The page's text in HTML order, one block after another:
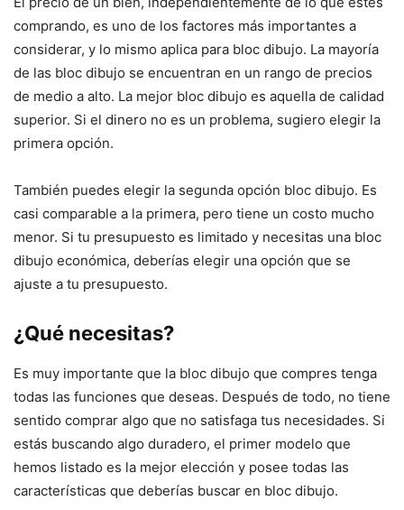
comprando, es uno de los factores más importantes a
considerar, y lo mismo aplica para bloc dibujo. La mayoría
de las bloc dibujo se encuentran en un rango de precios
de medio a alto. La mejor bloc dibujo es aquella de calidad
superior. Si el dinero no es un problema, sugiero elegir la
primera opción.
También puedes elegir la segunda opción bloc dibujo. Es
casi comparable a la primera, pero tiene un costo mucho
menor. Si tu presupuesto es limitado y necesitas una bloc
dibujo económica, deberías elegir una opción que se
ajuste a tu presupuesto.
¿Qué necesitas?
Es muy importante que la bloc dibujo que compres tenga
todas las funciones que deseas. Después de todo, no tiene
sentido comprar algo que no satisfaga tus necesidades. Si
estás buscando algo duradero, el primer modelo que
hemos listado es la mejor elección y posee todas las
características que deberías buscar en bloc dibujo.